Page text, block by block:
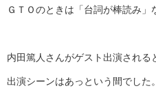
ＧＴＯのときは「台詞が棒読み
内田篤人さんがゲスト出演される
出演シーンはあっという間でした。